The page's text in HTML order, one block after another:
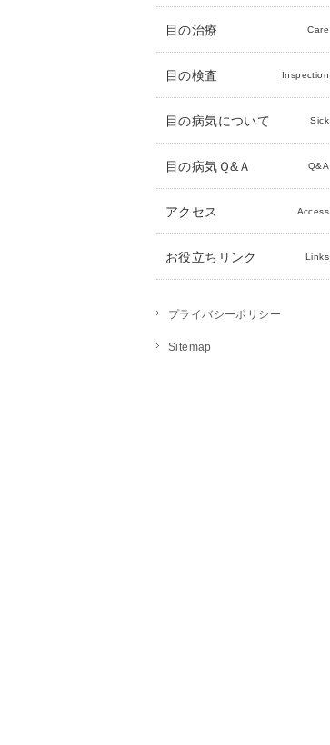
目の治療 Care
目の検査 Inspection
目の病気について Sick
目の病気Ｑ&Ａ Q&A
アクセス Access
お役立ちリンク Links
プライバシーポリシー
Sitemap